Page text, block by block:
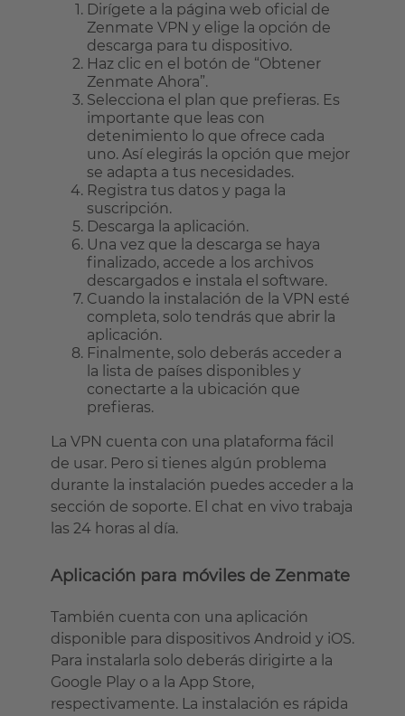
Dirígete a la página web oficial de
Zenmate VPN y elige la opción de
descarga para tu dispositivo.
Haz clic en el botón de “Obtener
Zenmate Ahora”.
Selecciona el plan que prefieras. Es
importante que leas con
detenimiento lo que ofrece cada
uno. Así elegirás la opción que mejor
se adapta a tus necesidades.
Registra tus datos y paga la
suscripción.
Descarga la aplicación.
Una vez que la descarga se haya
finalizado, accede a los archivos
descargados e instala el software.
Cuando la instalación de la VPN esté
completa, solo tendrás que abrir la
aplicación.
Finalmente, solo deberás acceder a
la lista de países disponibles y
conectarte a la ubicación que
prefieras.
La VPN cuenta con una plataforma fácil
de usar. Pero si tienes algún problema
durante la instalación puedes acceder a la
sección de soporte. El chat en vivo trabaja
las 24 horas al día.
Aplicación para móviles de Zenmate
También cuenta con una aplicación
disponible para dispositivos Android y iOS.
Para instalarla solo deberás dirigirte a la
Google Play o a la App Store,
respectivamente. La instalación es rápida